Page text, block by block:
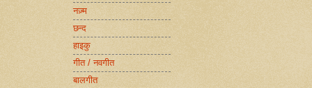
नज़्म
छन्द
हाइकु
गीत / नवगीत
बालगीत